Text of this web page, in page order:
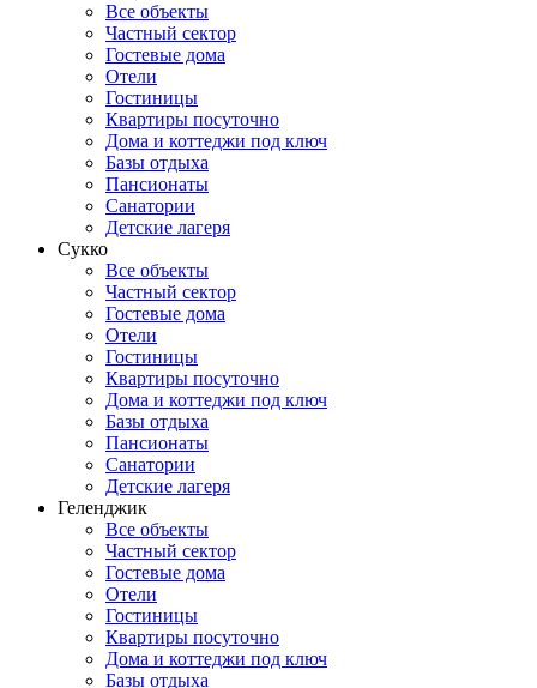
Все объекты
Частный сектор
Гостевые дома
Отели
Гостиницы
Квартиры посуточно
Дома и коттеджи под ключ
Базы отдыха
Пансионаты
Санатории
Детские лагеря
Сукко
Все объекты
Частный сектор
Гостевые дома
Отели
Гостиницы
Квартиры посуточно
Дома и коттеджи под ключ
Базы отдыха
Пансионаты
Санатории
Детские лагеря
Геленджик
Все объекты
Частный сектор
Гостевые дома
Отели
Гостиницы
Квартиры посуточно
Дома и коттеджи под ключ
Базы отдыха